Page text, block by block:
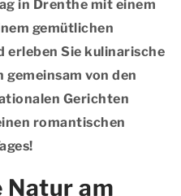
in Drenthe mit einem
gemütlichen
erleben Sie kulinarische
gemeinsam von den
Gerichten
romantischen
Natur am